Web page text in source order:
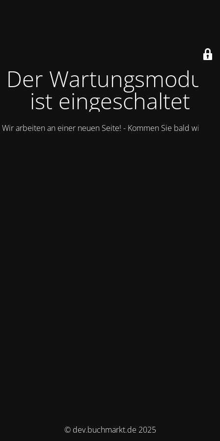
Der Wartungsmodus
ist eingeschaltet
Wir arbeiten an einer neuen Seite! - Kommen Sie bald wieder.
© dev.buchmarkt.de 2025